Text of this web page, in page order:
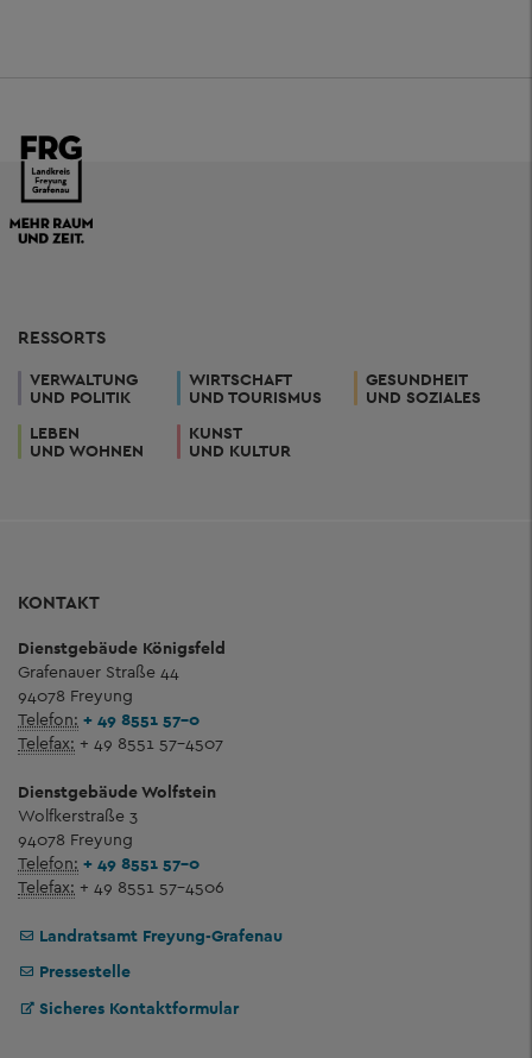
RESSORTS
VERWALTUNG
UND POLITIK
WIRTSCHAFT
UND TOURISMUS
GESUNDHEIT
UND SOZIALES
LEBEN
UND WOHNEN
KUNST
UND KULTUR
KONTAKT
Dienstgebäude Königsfeld
Grafenauer Straße 44
94078 Freyung
Telefon: + 49 8551 57-0
Telefax: + 49 8551 57-4507
Dienstgebäude Wolfstein
Wolfkerstraße 3
94078 Freyung
Telefon: + 49 8551 57-0
Telefax: + 49 8551 57-4506
Landratsamt Freyung-Grafenau
Pressestelle
Sicheres Kontaktformular